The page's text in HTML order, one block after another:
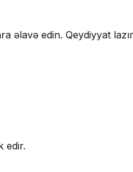
əlavə edin. Qeydiyyat
edir.